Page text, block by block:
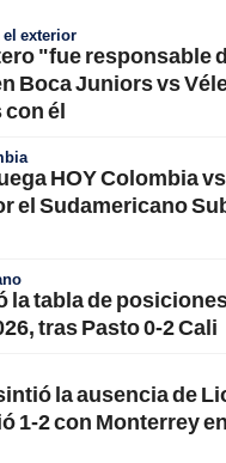
exterior
"fue responsable
Boca Juniors vs
él
HOY Colombia
el Sudamericano
la tabla de
tras Pasto 0-2 Cali
la ausencia de
1-2 con Monterrey